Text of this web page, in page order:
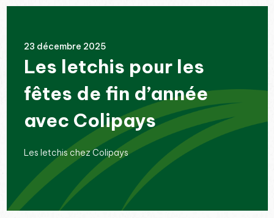
23 décembre 2025
Les letchis pour les
fêtes de fin d’année
avec Colipays
Les letchis chez Colipays